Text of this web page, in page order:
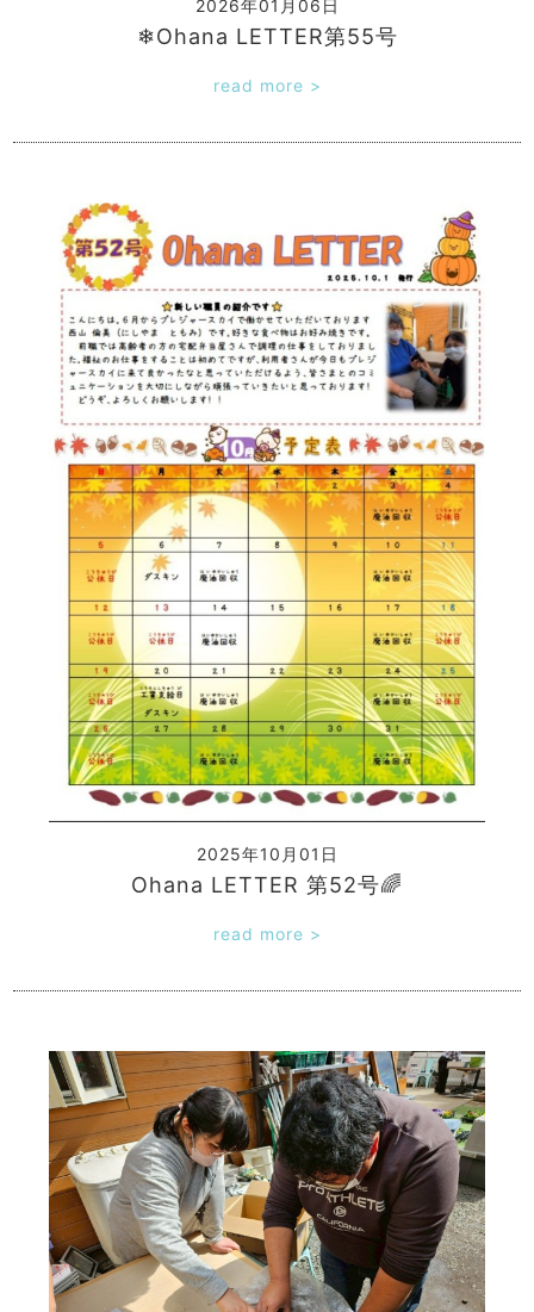
2026年01月06日
❄Ohana LETTER第55号
read more >
2025年10月01日
Ohana LETTER 第52号🌈
read more >